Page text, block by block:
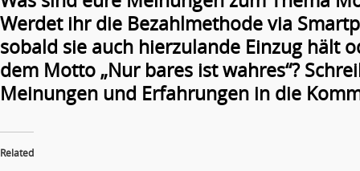
Werdet ihr die Bezahlmethode via
sobald sie auch hierzulande Einzug hält
dem Motto „Nur bares ist wahres“?
Meinungen und Erfahrungen in die
Related